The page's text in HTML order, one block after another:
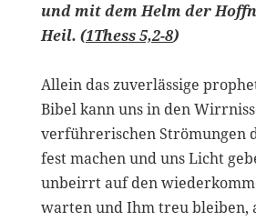
und mit dem Helm der
Heil. (1Thess 5,2-8)
Allein das zuverlässige
Bibel kann uns in den
verführerischen Strömungen
fest machen und uns Licht
unbeirrt auf den
warten und Ihm treu bleiben,